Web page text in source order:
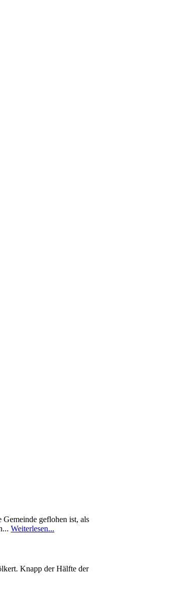
geflohen ist, als
Weiterlesen...
Knapp der Hälfte der